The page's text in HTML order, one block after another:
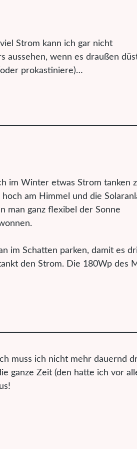
Strom kann ich gar nicht
aussehen, wenn es draußen
prokastiniere)…
im Winter etwas Strom tanken
am Himmel und die
man ganz flexibel der Sonne
im Schatten parken, damit es
den Strom. Die 180Wp des
muss ich nicht mehr dauernd
ganze Zeit (den hatte ich vor